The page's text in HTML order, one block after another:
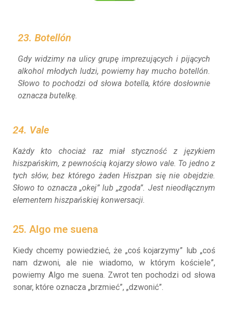
23. Botellón
Gdy widzimy na ulicy grupę imprezujących i pijących
alkohol młodych ludzi, powiemy hay mucho botellón.
Słowo to pochodzi od słowa botella, które dosłownie
oznacza butelkę.
24. Vale
Każdy kto chociaż raz miał styczność z językiem
hiszpańskim, z pewnością kojarzy słowo vale. To jedno z
tych słów, bez którego żaden Hiszpan się nie obejdzie.
Słowo to oznacza „okej” lub „zgoda”. Jest nieodłącznym
elementem hiszpańskiej konwersacji.
25. Algo me suena
Kiedy chcemy powiedzieć, że „coś kojarzymy” lub „coś
nam dzwoni, ale nie wiadomo, w którym kościele”,
powiemy Algo me suena. Zwrot ten pochodzi od słowa
sonar, które oznacza „brzmieć”, „dzwonić”.